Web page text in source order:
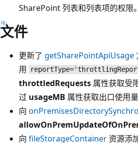
SharePoint 列表和列表项的权限。
文件
更新了 getSharePointApiUsage
用
throttledRequests 属性获取受
过 usageMB 属性获取出口使用量
向
向 fileStorageContainer 资源添